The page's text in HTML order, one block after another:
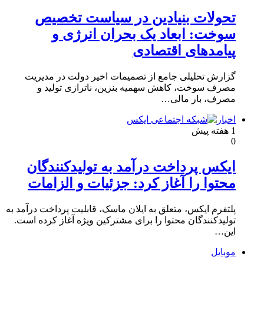
تحولات بنیادین در سیاست تخصیص
سوخت: ابعاد یک بحران انرژی و
پیامدهای اقتصادی
گزارش تحلیلی جامع از تصمیمات اخیر دولت در مدیریت
مصرف سوخت، کاهش سهمیه بنزین، ناترازی تولید و
مصرف، بار مالی…
اخبار
1 هفته پیش
0
ایکس پرداخت درآمد به تولیدکنندگان
محتوا را آغاز کرد: جزئیات و الزامات
پلتفرم ایکس، متعلق به ایلان ماسک، قابلیت پرداخت درآمد به
تولیدکنندگان محتوا را برای مشترکین ویژه آغاز کرده است.
این…
موبایل